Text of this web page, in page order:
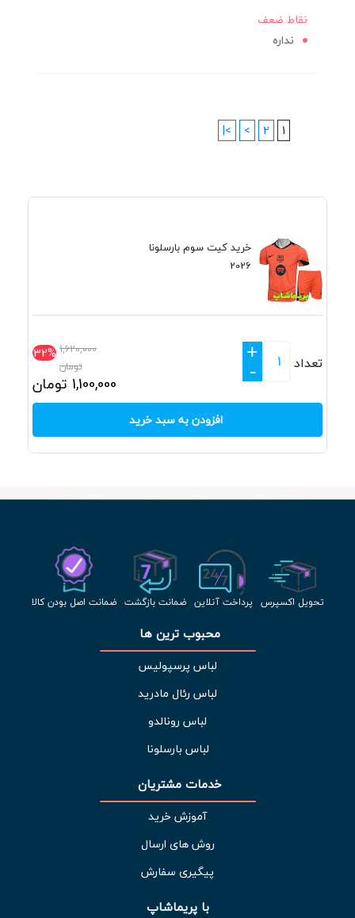
نقاط ضعف
نداره
1
2
>
>|
خرید کیت سوم بارسلونا
2026
32% 1,620,000
تومان
1,100,000 تومان
تعداد
+
-
افزودن به سبد خرید
تحویل اکسپرس پرداخت آنلاین ضمانت بازگشت ضمانت اصل بودن کالا
محبوب ترین ها
لباس پرسپولیس
لباس رئال مادرید
لباس رونالدو
لباس بارسلونا
خدمات مشتریان
آموزش خرید
روش های ارسال
پیگیری سفارش
با پریماشاپ